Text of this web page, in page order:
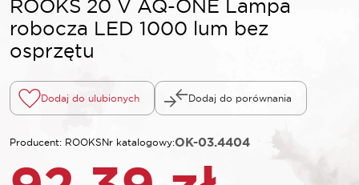
ROOKS 20 V AQ-ONE Lampa
robocza LED 1000 lum bez
osprzętu
Dodaj do ulubionych Dodaj do porównania
Producent: ROOKSNr katalogowy:OK-03.4404